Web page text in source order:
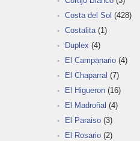
Costa del Sol (428)
Costalita(1)
Duplex (4)
El Campanario (4)
El Chaparral (7)
El Higueron (16)
El Madroñal (4)
El Paraiso (3)
El Rosario (2)